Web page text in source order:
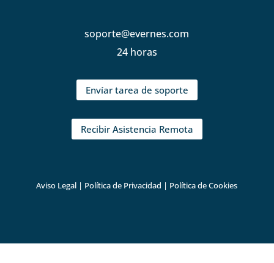
soporte@evernes.com
24 horas
Envíar tarea de soporte
Recibir Asistencia Remota
Aviso Legal | Política de Privacidad | Política de Cookies